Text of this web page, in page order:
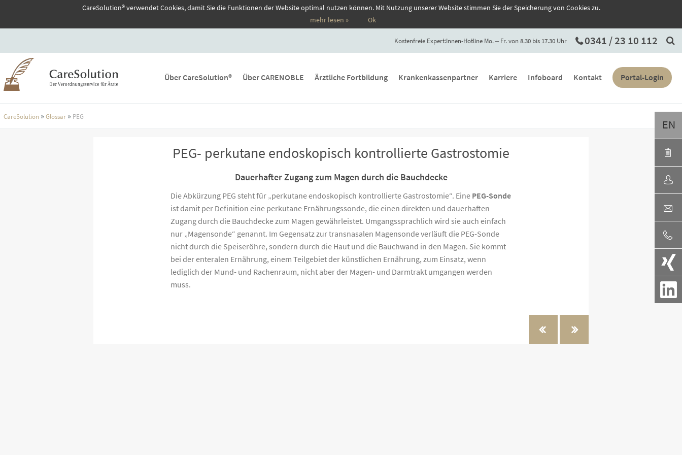
CareSolution® verwendet Cookies, damit Sie die Funktionen der Website optimal nutzen können. Mit Nutzung unserer Website stimmen Sie der Speicherung von Cookies zu.
mehr lesen »
Ok
Kostenfreie Expert:Innen-Hotline Mo. ‒ Fr. von 8.30 bis 17.30 Uhr 0341 / 23 10 112
Über CareSolution® Über CARENOBLE Ärztliche Fortbildung Krankenkassenpartner Karriere Infoboard Kontakt Portal-Login
CareSolution » Glossar» PEG
PEG- perkutane endoskopisch kontrollierte Gastrostomie
Dauerhafter Zugang zum Magen durch die Bauchdecke
Die Abkürzung PEG steht für „perkutane endoskopisch kontrollierte Gastrostomie“. Eine PEG-Sonde
ist damit per Definition eine perkutane Ernährungssonde, die einen direkten und dauerhaften
Zugang durch die Bauchdecke zum Magen gewährleistet. Umgangssprachlich wird sie auch einfach
nur „Magensonde“ genannt. Im Gegensatz zur transnasalen Magensonde verläuft die PEG-Sonde
nicht durch die Speiseröhre, sondern durch die Haut und die Bauchwand in den Magen. Sie kommt
bei der enteralen Ernährung, einem Teilgebiet der künstlichen Ernährung, zum Einsatz, wenn
lediglich der Mund- und Rachenraum, nicht aber der Magen- und Darmtrakt umgangen werden
muss.
EN